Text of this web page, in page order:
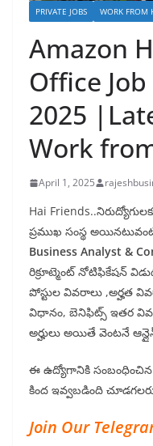
PRIVATE JOBS WORK FROM
Amazon
Office
2025
Work
April 1, 2025
Hai
ప్రముఖ సంస్థ
Business Analyst &
రిక్రూట్మెంట్ నోటిఫికేషన్
పోస్టుల వివరాలు ,అర్హత
విధానం, బెనిఫిట్స్ ఇతర
అర్హులు అయితే వెంటనే
ఈ ఉద్యోగానికి
కింద ఇవ్వబడింది
Join Our